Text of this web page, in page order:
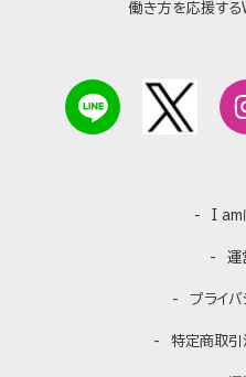
働き方を応援する
I
運
プライバ
特定商取引